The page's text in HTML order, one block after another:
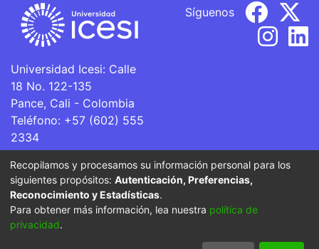
Universidad Icesi: Calle
18 No. 122-135
Pance, Cali - Colombia
Teléfono: +57 (602) 555
2334
ventanillaunica@icesi.edu.co
Síguenos
La Universidad Icesi es una Institución de Educación
Superior que se encuentra sujeta a inspección y vigilancia
por parte del Ministerio de Educación Nacional.
Recopilamos y procesamos su información personal para los
siguientes propósitos: Autenticación, Preferencias,
Reconocimiento y Estadísticas.
Para obtener más información, lea nuestra política de
privacidad.